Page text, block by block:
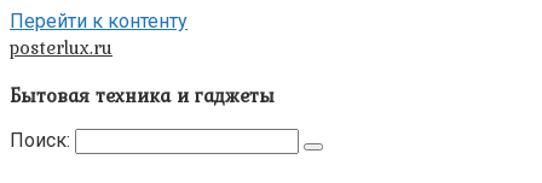
Перейти к контенту
posterlux.ru
Бытовая техника и гаджеты
Поиск: